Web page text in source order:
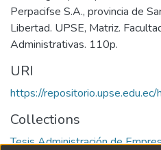
Perpacifse S.A., provincia de
Libertad. UPSE, Matriz.
Administrativas. 110p.
URI
https://
Collections
Tesis Administración de